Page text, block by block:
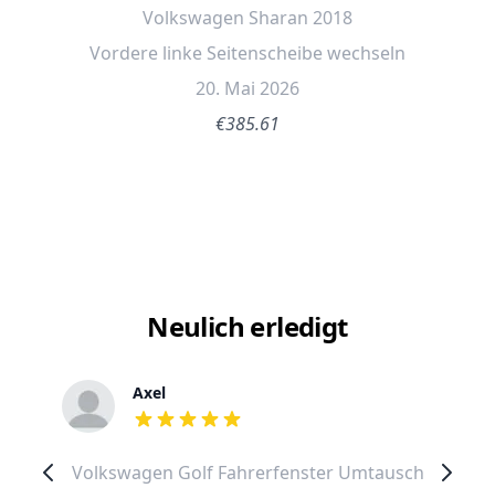
Volkswagen Sharan 2018
Vordere linke Seitenscheibe wechseln
20. Mai 2026
€385.61
Neulich erledigt
Axel
out of 5 stars
Volkswagen Golf Fahrerfenster Umtausch